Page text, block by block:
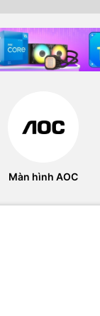
Màn hình AOC